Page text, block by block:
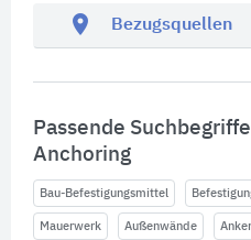
location_on Bezugsquellen
Passende
Anchoring
Bau-Befestigungsmittel
Mauerwerk Außenwände Anker